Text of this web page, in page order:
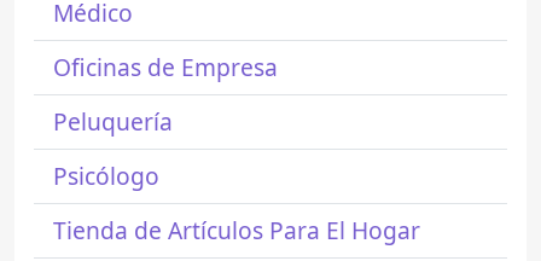
Médico
Oficinas de Empresa
Peluquería
Psicólogo
Tienda de Artículos Para El Hogar